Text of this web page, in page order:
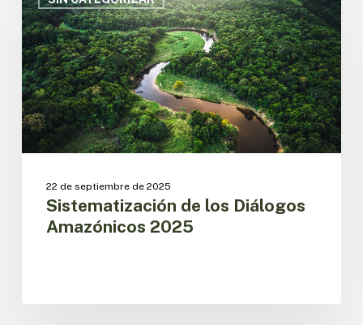
los
Diálogos
Amazónicos
2025
22 de septiembre de 2025
Sistematización de los Diálogos
Amazónicos 2025